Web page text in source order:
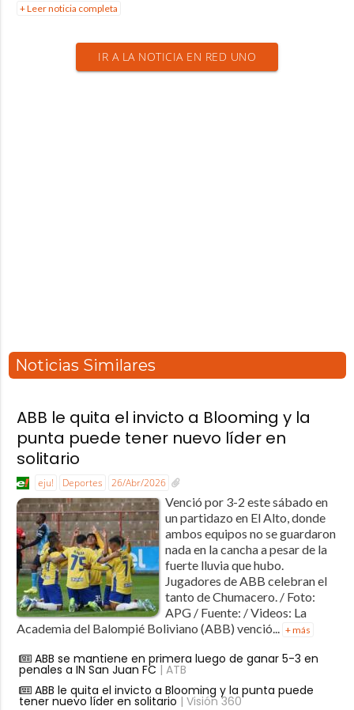
+ Leer noticia completa
IR A LA NOTICIA EN RED UNO
Noticias Similares
ABB le quita el invicto a Blooming y la
punta puede tener nuevo líder en
solitario
eju! Deportes 26/Abr/2026
Venció por 3-2 este sábado en
un partidazo en El Alto, donde
ambos equipos no se guardaron
nada en la cancha a pesar de la
fuerte lluvia que hubo.
Jugadores de ABB celebran el
tanto de Chumacero. / Foto:
APG / Fuente: / Videos: La
Academia del Balompié Boliviano (ABB) venció... + más
ABB se mantiene en primera luego de ganar 5-3 en
penales a IN San Juan FC | ATB
ABB le quita el invicto a Blooming y la punta puede
tener nuevo líder en solitario | Visión 360